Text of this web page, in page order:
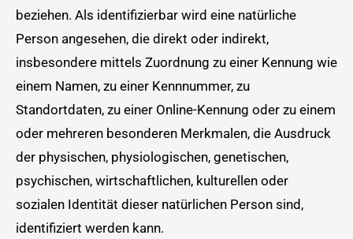
beziehen. Als identifizierbar wird eine natürliche
Person angesehen, die direkt oder indirekt,
insbesondere mittels Zuordnung zu einer Kennung wie
einem Namen, zu einer Kennnummer, zu
Standortdaten, zu einer Online-Kennung oder zu einem
oder mehreren besonderen Merkmalen, die Ausdruck
der physischen, physiologischen, genetischen,
psychischen, wirtschaftlichen, kulturellen oder
sozialen Identität dieser natürlichen Person sind,
identifiziert werden kann.